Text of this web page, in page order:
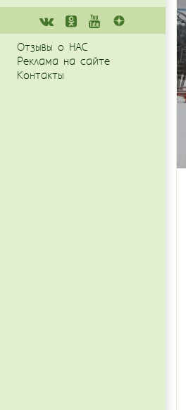
Отзывы о НАС
Реклама на сайте
Контакты